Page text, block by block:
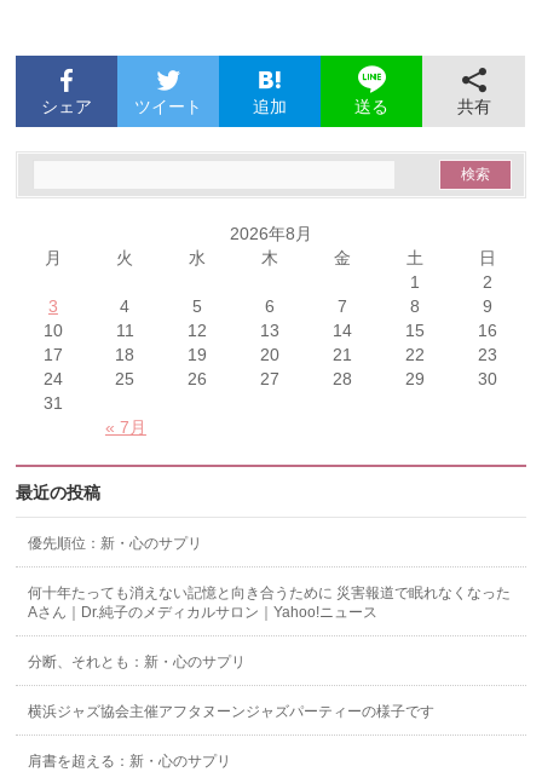
シェア ツイート 追加 送る 共有
2026年8月
月
火 水 木 金 土 日
« 7月
1
2
3
4 5 6 7 8
9
10
11 12 13 14 15
16
17
18 19 20 21 22
23
24
25 26 27 28 29
30
31
最近の投稿
優先順位：新・心のサプリ
何十年たっても消えない記憶と向き合うために 災害報道で眠れなくなった
Aさん｜Dr.純子のメディカルサロン｜Yahoo!ニュース
分断、それとも：新・心のサプリ
横浜ジャズ協会主催アフタヌーンジャズパーティーの様子です
肩書を超える：新・心のサプリ